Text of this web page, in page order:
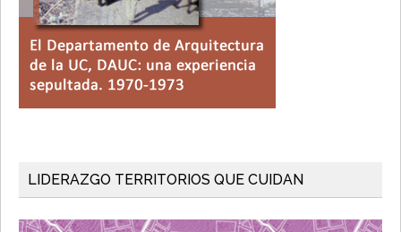
LIDERAZGO TERRITORIOS QUE CUIDAN